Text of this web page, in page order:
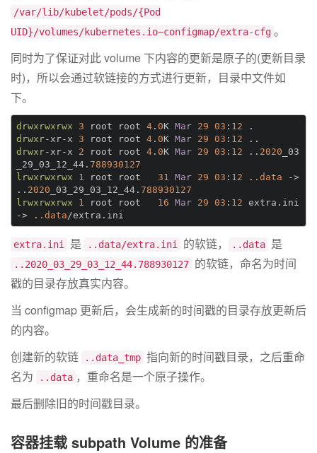
/var/lib/kubelet/pods/{Pod
UID}/volumes/kubernetes.io~configmap/extra-cfg 。
同时为了保证对此 volume 下内容的更新是原子的(更新目录
时)，所以会通过软链接的方式进行更新，目录中文件如
下。
drwxrwxrwx 3 root root 4. 0K Mar 29 03 : 12
drwxr-xr-x 3 root root 4. 0K Mar 29 03 : 12
drwxr-xr-x 2 root root 4. 0K Mar 29 03 : 12 .. 2020 _03
_29_03_12_44. 788930127
lrwxrwxrwx
1 root root 31 Mar 29 03 : 12 . .data ->
.. 2020 _03_29_03_12_44. 788930127
lrwxrwxrwx
1 root root 16 Mar 29 03 : 12 extra.ini
-> . .data
extra.ini 是 ..data/extra.ini 的软链， ..data 是
..2020_03_29_03_12_44.788930127 的软链，命名为时间
戳的目录存放真实内容。
当 configmap 更新后，会生成新的时间戳的目录存放更新后
的内容。
创建新的软链
..data_tmp 指向新的时间戳目录，之后重命
名为
..data ，重命名是一个原子操作。
最后删除旧的时间戳目录。
容器挂载 subpath Volume 的准备